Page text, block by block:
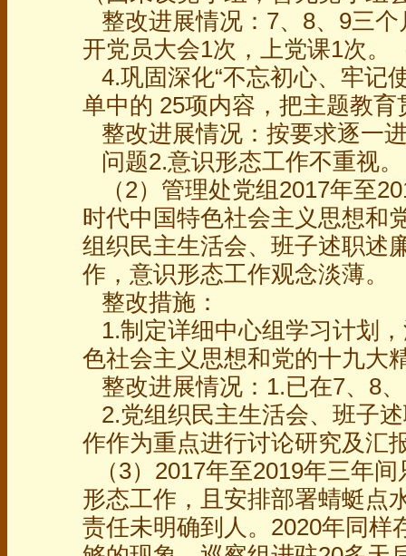
整改进展情况：7、8、9三
开党员大会1次，上党课1次。
4.巩固深化“不忘初心、牢记
单中的 25项内容，把主题教
整改进展情况：按要求逐一
问题2.意识形态工作不重视。
（2）管理处党组2017年至
时代中国特色社会主义思想和
组织民主生活会、班子述职述
作，意识形态工作观念淡薄。
整改措施：
1.制定详细中心组学习计划
色社会主义思想和党的十九大
整改进展情况：1.已在7、8
2.党组织民主生活会、班子
作作为重点进行讨论研究及汇
（3）2017年至2019年三年
形态工作，且安排部署蜻蜓点
责任未明确到人。2020年同样